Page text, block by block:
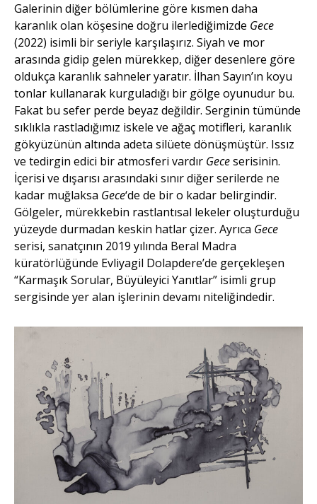
Galerinin diğer bölümlerine göre kısmen daha
karanlık olan köşesine doğru ilerlediğimizde Gece
(2022) isimli bir seriyle karşılaşırız. Siyah ve mor
arasında gidip gelen mürekkep, diğer desenlere göre
oldukça karanlık sahneler yaratır. İlhan Sayın’ın koyu
tonlar kullanarak kurguladığı bir gölge oyunudur bu.
Fakat bu sefer perde beyaz değildir. Serginin tümünde
sıklıkla rastladığımız iskele ve ağaç motifleri, karanlık
gökyüzünün altında adeta silüete dönüşmüştür. Issız
ve tedirgin edici bir atmosferi vardır Geceserisinin.
İçerisi ve dışarısı arasındaki sınır diğer serilerde ne
kadar muğlaksa Gece‘de de bir o kadar belirgindir.
Gölgeler, mürekkebin rastlantısal lekeler oluşturduğu
yüzeyde durmadan keskin hatlar çizer. Ayrıca Gece
serisi, sanatçının 2019 yılında Beral Madra
küratörlüğünde Evliyagil Dolapdere’de gerçekleşen
“Karmaşık Sorular, Büyüleyici Yanıtlar” isimli grup
sergisinde yer alan işlerinin devamı niteliğindedir.